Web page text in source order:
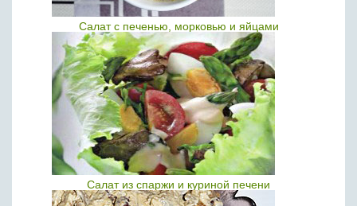
Салат с печенью, морковью и яйцами
Салат из спаржи и куриной печени